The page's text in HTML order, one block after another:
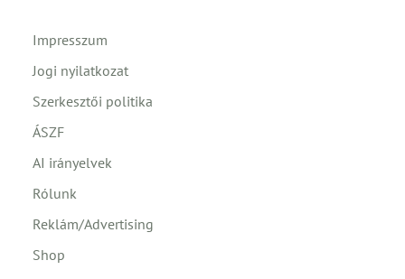
Impresszum
Jogi nyilatkozat
Szerkesztői politika
ÁSZF
AI irányelvek
Rólunk
Reklám/Advertising
Shop